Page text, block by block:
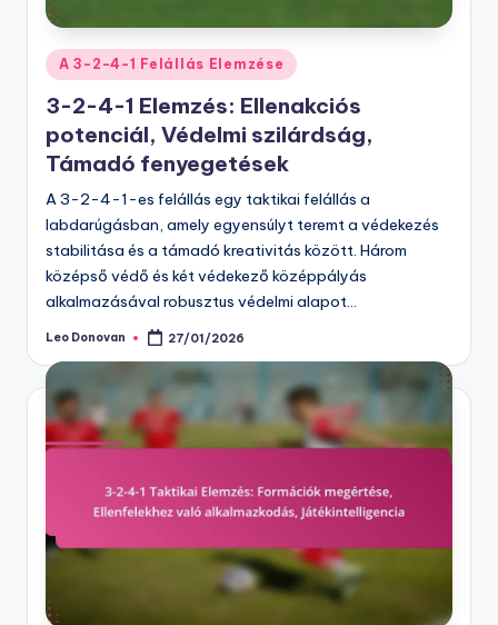
Posted
in
A 3-2-4-1 Felállás Elemzése
3-2-4-1 Elemzés: Ellenakciós
potenciál, Védelmi szilárdság,
Támadó fenyegetések
A 3-2-4-1-es felállás egy taktikai felállás a
labdarúgásban, amely egyensúlyt teremt a védekezés
stabilitása és a támadó kreativitás között. Három
középső védő és két védekező középpályás
alkalmazásával robusztus védelmi alapot…
Posted
Leo Donovan 27/01/2026